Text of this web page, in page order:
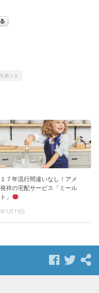
ポット
７年流行間違いなし！アメ
祥の宅配サービス「ミール
」
1月19日